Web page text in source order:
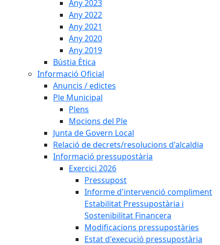
Any 2023
Any 2022
Any 2021
Any 2020
Any 2019
Bústia Ètica
Informació Oficial
Anuncis / edictes
Ple Municipal
Plens
Mocions del Ple
Junta de Govern Local
Relació de decrets/resolucions d'alcaldia
Informació pressupostària
Exercici 2026
Pressupost
Informe d'intervenció compliment
Estabilitat Pressupostària i
Sostenibilitat Financera
Modificacions pressupostàries
Estat d'execució pressupostària